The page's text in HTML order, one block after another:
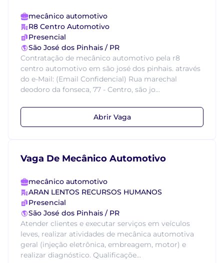
mecânico automotivo
R8 Centro Automotivo
Presencial
São José dos Pinhais / PR
Contratação de mecânico automotivo pela r8
centro automotivo em são josé dos pinhais. através
do e-Mail: (Email Confidencial) Rua marechal
deodoro da fonseca, 77 - Centro, são jo...
Abrir Vaga
Vaga De Mecânico Automotivo
mecânico automotivo
ARAN LENTOS RECURSOS HUMANOS
Presencial
São José dos Pinhais / PR
Atender clientes e executar serviços em veículos
leves, realizar atividades de mecânica automotiva
geral (injeção eletrônica, embreagem, motor) e
realizar diagnóstico. Qualificaçõe...